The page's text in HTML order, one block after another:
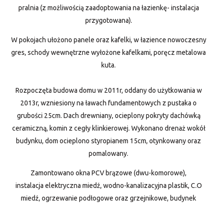
pralnia (z możliwością zaadoptowania na łazienkę- instalacja
przygotowana).
W pokojach ułożono panele oraz kafelki, w łazience nowoczesny
gres, schody wewnętrzne wyłożone kafelkami, poręcz metalowa
kuta.
Rozpoczęta budowa domu w 2011r, oddany do użytkowania w
2013r, wzniesiony na ławach fundamentowych z pustaka o
grubości 25cm. Dach drewniany, ocieplony pokryty dachówką
ceramiczną, komin z cegły klinkierowej. Wykonano drenaż wokół
budynku, dom ocieplono styropianem 15cm, otynkowany oraz
pomalowany.
Zamontowano okna PCV brązowe (dwu-komorowe),
instalacja elektryczna miedź, wodno-kanalizacyjna plastik, C.O
miedź, ogrzewanie podłogowe oraz grzejnikowe, budynek